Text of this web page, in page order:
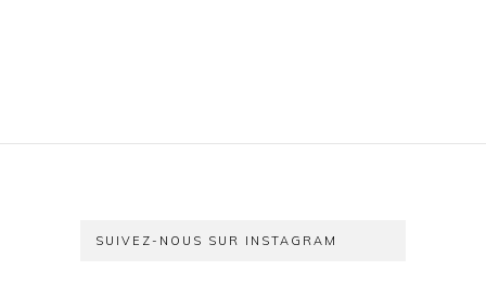
SUIVEZ-NOUS SUR INSTAGRAM